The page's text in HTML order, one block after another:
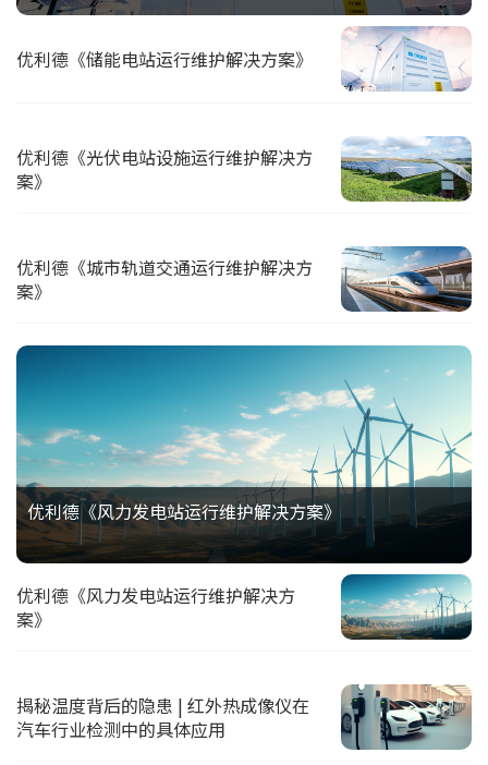
优利德《储能电站运行维护解决方案》
优利德《光伏电站设施运行维护解决方
案》
优利德《城市轨道交通运行维护解决方
案》
优利德《风力发电站运行维护解决方案》
优利德《风力发电站运行维护解决方
案》
揭秘温度背后的隐患 | 红外热成像仪在
汽车行业检测中的具体应用